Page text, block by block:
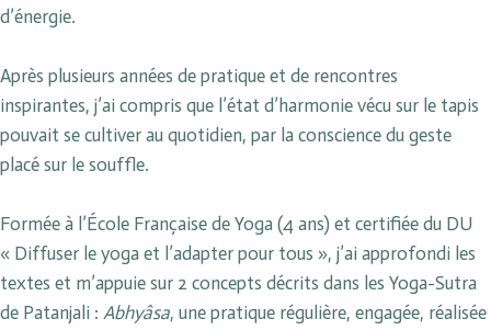
d’énergie.
Après plusieurs années de pratique et de rencontres
inspirantes, j’ai compris que l’état d’harmonie vécu sur le tapis
pouvait se cultiver au quotidien, par la conscience du geste
placé sur le souffle.
Formée à l’École Française de Yoga (4 ans) et certifiée du DU
« Diffuser le yoga et l’adapter pour tous », j’ai approfondi les
textes et m’appuie sur 2 concepts décrits dans les Yoga-Sutra
de Patanjali : Abhyâsa, une pratique régulière, engagée, réalisée